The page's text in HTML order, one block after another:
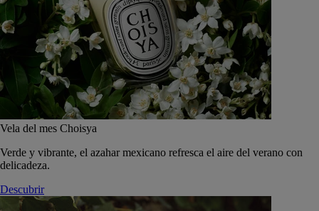
Vela del mes Choisya
Verde y vibrante, el azahar mexicano refresca el aire del verano con
delicadeza.
Descubrir